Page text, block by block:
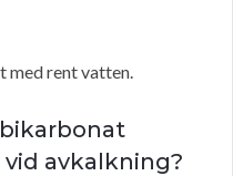
rent vatten.
avkalkning?